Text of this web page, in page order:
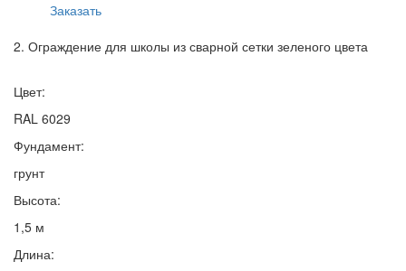
Заказать
2. Ограждение для школы из сварной сетки зеленого цвета
Цвет:
RAL 6029
Фундамент:
грунт
Высота:
1,5 м
Длина: